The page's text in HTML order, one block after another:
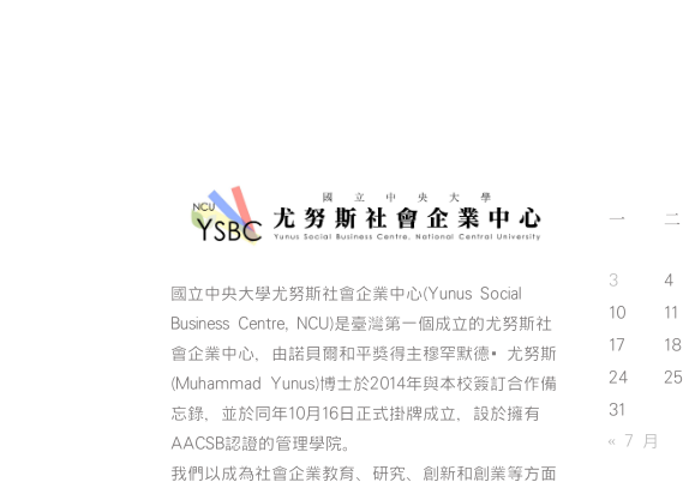
國立中央大學尤努斯社會企業中心(Yunus Social
Business Centre, NCU)是臺灣第一個成立的尤努斯社
會企業中心，由諾貝爾和平獎得主穆罕默德•尤努斯
(Muhammad Yunus)博士於2014年與本校簽訂合作備
忘錄，並於同年10月16日正式掛牌成立，設於擁有
AACSB認證的管理學院。
我們以成為社會企業教育、研究、創新和創業等方面
一 二
3
4
10
11
17
18
24
25
31
« 7 月